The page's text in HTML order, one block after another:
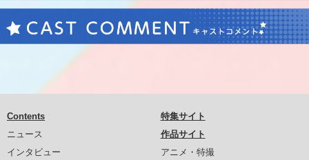
Contents
ニュース
インタビュー
特集サイト
作品サイト
アニメ・特撮